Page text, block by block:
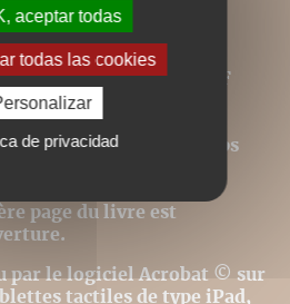
sont des versions PDF
des livres de nos
Ils ne sont donc pas
(changement de corps
page du livre est
par le logiciel Acrobat © sur
tactiles de type iPad,
aceptar todas
todas las cookies
de privacidad